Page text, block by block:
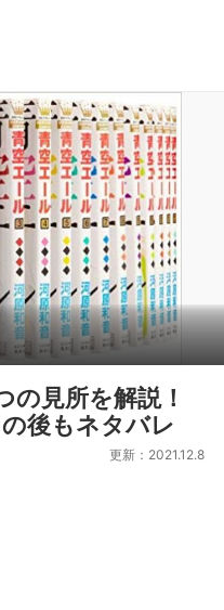
の見所を解説！
後もネタバレ
更新：2021.12.8